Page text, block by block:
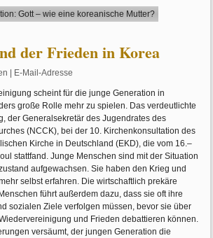
Gott – wie eine koreanische Mutter?
der Frieden in Korea
E-Mail-Adresse
scheint für die junge Generation in
große Rolle mehr zu spielen. Das verdeutlichte
der Generalsekretär des Jugendrates des
(NCCK), bei der 10. Kirchenkonsultation des
Kirche in Deutschland (EKD), die vom 16.–
stattfand. Junge Menschen sind mit der Situation
aufgewachsen. Sie haben den Krieg und
selbst erfahren. Die wirtschaftlich prekäre
führt außerdem dazu, dass sie oft ihre
sozialen Ziele verfolgen müssen, bevor sie über
und Frieden debattieren können.
versäumt, der jungen Generation die